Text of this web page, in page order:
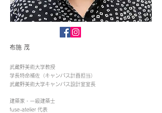
布施 茂
武蔵野美術大学教授
学長特命補佐（キャンパス計画担当）
​武蔵野美術大学キャンパス設計室室長
建築家・一級建築士
fuse-atelier 代表